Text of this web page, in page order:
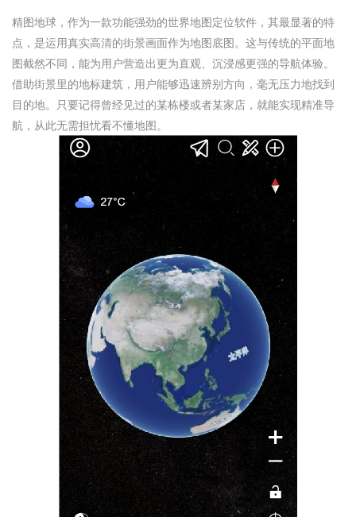
精图地球，作为一款功能强劲的世界地图定位软件，其最显著的特
点，是运用真实高清的街景画面作为地图底图。这与传统的平面地
图截然不同，能为用户营造出更为直观、沉浸感更强的导航体验。
借助街景里的地标建筑，用户能够迅速辨别方向，毫无压力地找到
目的地。只要记得曾经见过的某栋楼或者某家店，就能实现精准导
航，从此无需担忧看不懂地图。